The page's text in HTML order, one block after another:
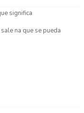
significa
na que se pueda